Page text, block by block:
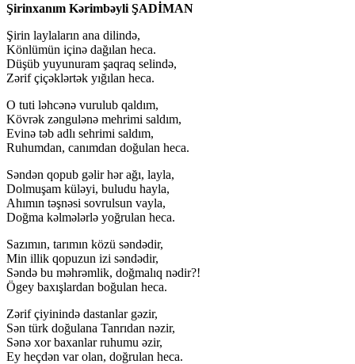
Şirinxanım Kərimbəyli ŞADİMAN
Şirin laylaların ana dilində,
Könlümün içinə dağılan heca.
Düşüb yuyunuram şaqraq selində,
Zərif çiçəklərtək yığılan heca.
O tuti ləhcənə vurulub qaldım,
Kövrək zəngulənə mehrimi saldım,
Evinə təb adlı sehrimi saldım,
Ruhumdan, canımdan doğulan heca.
Səndən qopub gəlir hər ağı, layla,
Dolmuşam küləyi, buludu hayla,
Ahımın təşnəsi sovrulsun vayla,
Doğma kəlmələrlə yoğrulan heca.
Sazımın, tarımın közü səndədir,
Min illik qopuzun izi səndədir,
Səndə bu məhrəmlik, doğmalıq nədir?!
Ögey baxışlardan boğulan heca.
Zərif çiyinində dastanlar gəzir,
Sən türk doğulana Tanrıdan nəzir,
Sənə xor baxanlar ruhumu əzir,
Ey heçdən var olan, doğrulan heca.